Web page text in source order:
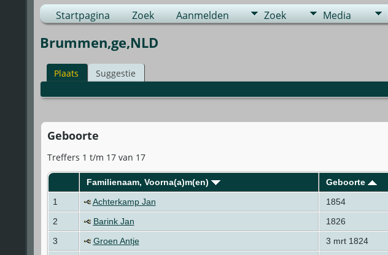
Startpagina Zoek Aanmelden Zoek Media
Brummen,ge,NLD
Plaats Suggestie
Geboorte
Treffers 1 t/m 17 van 17
Familienaam, Voorna(a)m(en) Geboorte
1
Achterkamp Jan 1854
2
Barink Jan 1826
3
Groen Antje 3 mrt 1824